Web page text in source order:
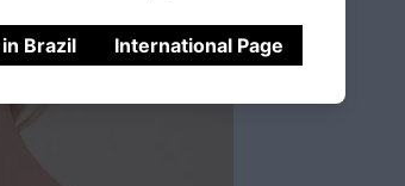
Brazil International Page